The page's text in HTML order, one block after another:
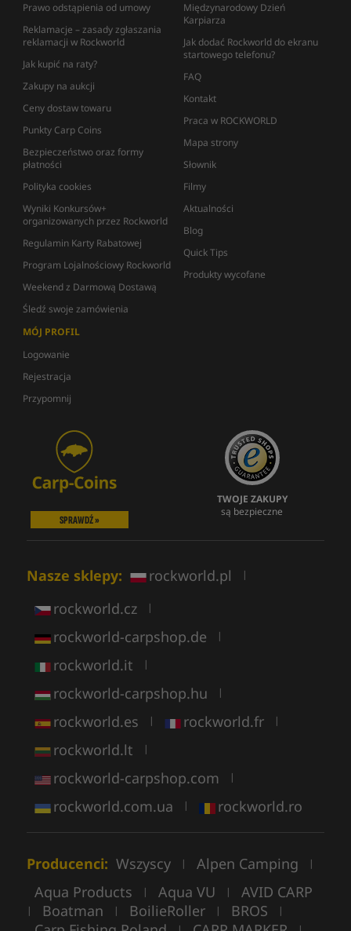
Prawo odstąpienia od umowy
Reklamacje – zasady zgłaszania
reklamacji w Rockworld
Jak kupić na raty?
Zakupy na aukcji
Ceny dostaw towaru
Punkty Carp Coins
Bezpieczeństwo oraz formy
płatności
Polityka cookies
Wyniki Konkursów+
organizowanych przez Rockworld
Regulamin Karty Rabatowej
Program Lojalnościowy Rockworld
Weekend z Darmową Dostawą
Śledź swoje zamówienia
Międzynarodowy Dzień
Karpiarza
Jak dodać Rockworld do ekranu
startowego telefonu?
FAQ
Kontakt
Praca w ROCKWORLD
Mapa strony
Słownik
Filmy
Aktualności
Blog
Quick Tips
Produkty wycofane
MÓJ PROFIL
Logowanie
Rejestracja
Przypomnij
SPRAWDŹ »
TWOJE ZAKUPY
są bezpieczne
Nasze sklepy: rockworld.pl |
rockworld.cz |
rockworld-carpshop.de |
rockworld.it |
rockworld-carpshop.hu |
rockworld.es | rockworld.fr |
rockworld.lt |
rockworld-carpshop.com |
rockworld.com.ua | rockworld.ro
Producenci: Wszyscy | Alpen Camping |
Aqua Products | Aqua VU | AVID CARP
| Boatman | BoilieRoller | BROS |